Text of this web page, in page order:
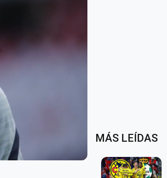
MÁS LEÍDAS